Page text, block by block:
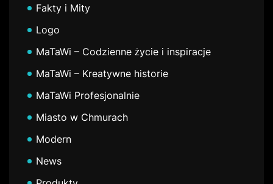
Fakty i Mity
Logo
MaTaWi – Codzienne życie i inspiracje
MaTaWi – Kreatywne historie
MaTaWi Profesjonalnie
Miasto w Chmurach
Modern
News